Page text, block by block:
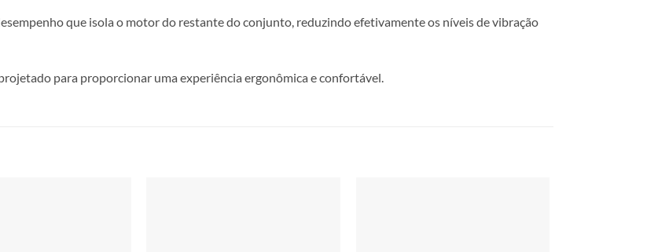
que isola o motor do restante do conjunto, reduzindo efetivamente os níveis de vibração
para proporcionar uma experiência ergonômica e confortável.